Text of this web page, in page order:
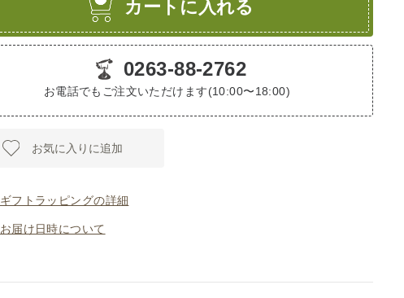
カートに入れる
0263-88-2762
お電話でもご注文いただけます(10:00〜18:00)
お気に入りに追加
ギフトラッピングの詳細
お届け日時について